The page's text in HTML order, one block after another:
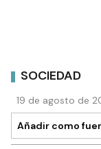
SOCIEDAD
19 de agosto de
Añadir como